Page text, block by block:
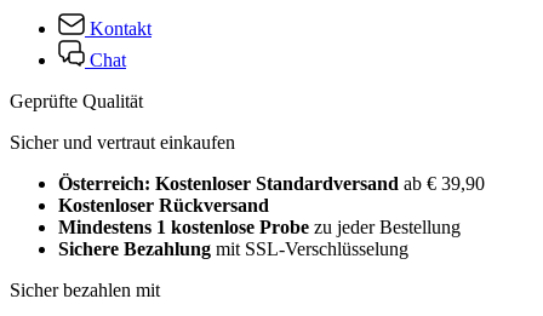
Kontakt
Chat
Geprüfte Qualität
Sicher und vertraut einkaufen
Österreich: Kostenloser Standardversand ab € 39,90
Kostenloser Rückversand
Mindestens 1 kostenlose Probe zu jeder Bestellung
Sichere Bezahlung mit SSL-Verschlüsselung
Sicher bezahlen mit